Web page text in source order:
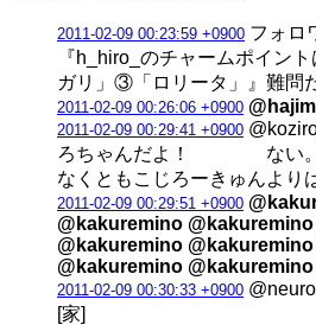
2011-02-09 00:23:59 +0900 フォロ
『h_hiro_のチャームポイン
ガリ」③「ロリータ」』難問
2011-02-09 00:26:06 +0900
2011-02-09 00:29:41 +0900
ろちゃんだよ！ ない。
なくともこじろーきゅんより
2011-02-09 00:29:51 +0900
@kakuremino
@kakuremino
@kakuremino
2011-02-09 00:30:33 +0900
[家]